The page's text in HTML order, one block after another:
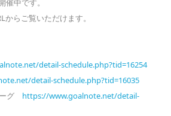
中です。
らご覧いただけます。
detail-schedule.php?tid=16254
detail-schedule.php?tid=16035
グ https://www.goalnote.net/detail-